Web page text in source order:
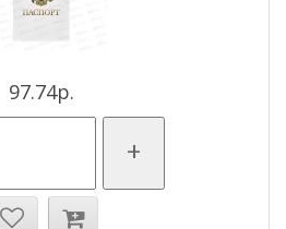
97.74р.
+